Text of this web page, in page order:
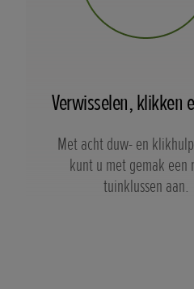
Verwisselen, klikken
Met acht duw- en
kunt u met gemak een
tuinklussen aan.